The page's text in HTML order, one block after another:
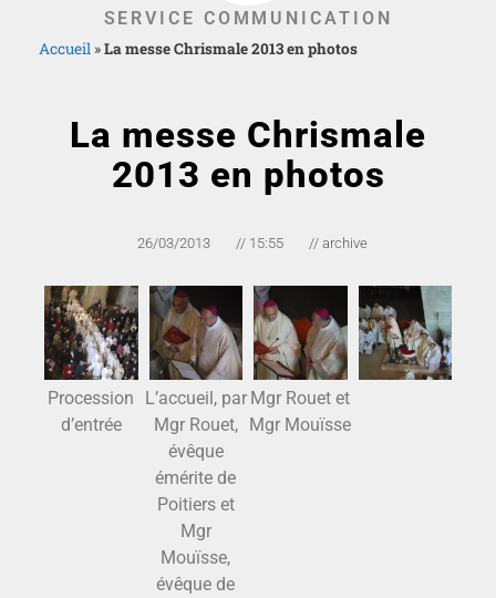
SERVICE COMMUNICATION
Accueil »La messe Chrismale 2013 en photos
La messe Chrismale
2013 en photos
26/03/2013 // 15:55 // archive
Procession
d’entrée
L’accueil, par
Mgr Rouet,
évêque
émérite de
Poitiers et
Mgr
Mouïsse,
évêque de
Mgr Rouet et
Mgr Mouïsse